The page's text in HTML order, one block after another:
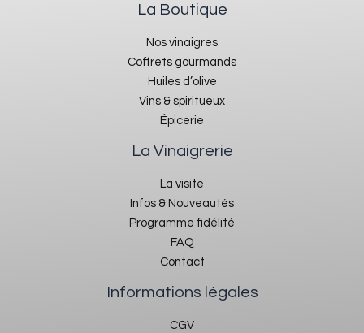
La Boutique
Nos vinaigres
Coffrets gourmands
Huiles d’olive
Vins & spiritueux
Épicerie
La Vinaigrerie
La visite
Infos & Nouveautés
Programme fidélité
FAQ
Contact
Informations légales
CGV